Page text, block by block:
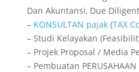
Dan Akuntansi, Due
– KONSULTAN pajak(TAX
– Studi Kelayakan
– Projek Proposal / Media
– Pembuatan